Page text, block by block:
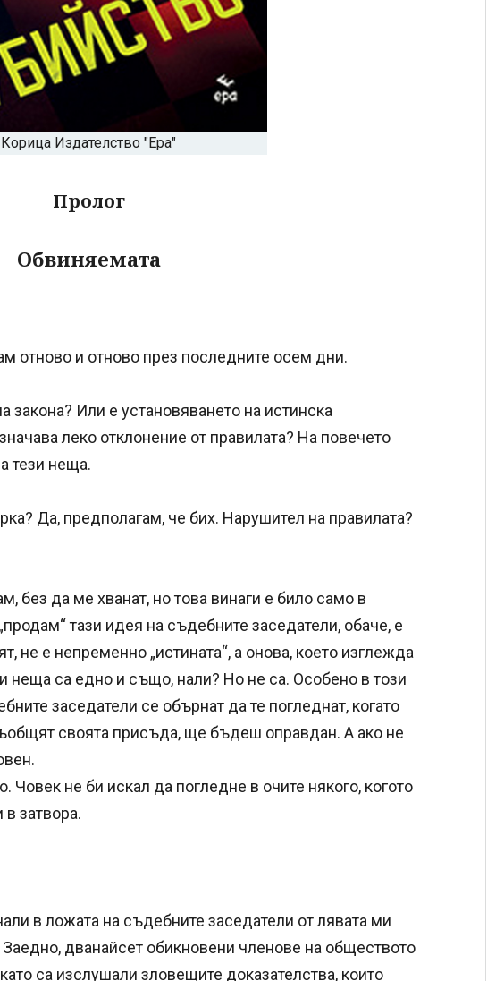
Корица Издателство "Ера"
Пролог
Обвиняемата
отново и отново през последните осем дни.
закона? Или е установяването на истинска
леко отклонение от правилата? На повечето
тези неща.
Да, предполагам, че бих. Нарушител на правилата?
без да ме хванат, но това винаги е било само в
тази идея на съдебните заседатели, обаче, е
не е непременно „истината“, а онова, което изглежда
неща са едно и също, нали? Но не са. Особено в този
заседатели се обърнат да те погледнат, когато
своята присъда, ще бъдеш оправдан. А ако не
Човек не би искал да погледне в очите някого, когото
затвора.
в ложата на съдебните заседатели от лявата ми
дванайсет обикновени членове на обществото
са изслушали зловещите доказателства, които